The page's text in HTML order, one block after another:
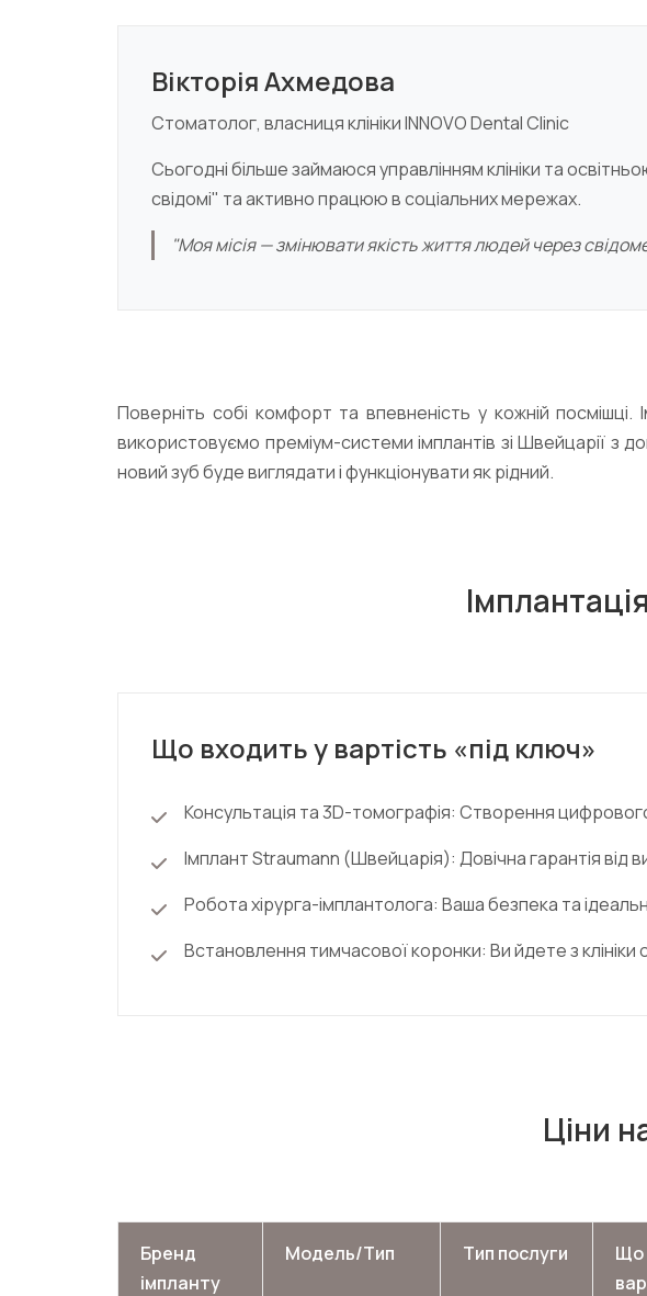
Вікторія Ахмедова
Стоматолог, власниця клініки INNOVO Dental Clinic
Сьогодні більше займаюся управлінням клініки та
свідомі" та активно працюю в соціальних мережах.
"Моя місія — змінювати якість життя людей через
Поверніть собі комфорт та впевненість у кожній посмішці.
використовуємо преміум-системи імплантів зі Швейцарії з
новий зуб буде виглядати і функціонувати як рідний.
Що входить у вартість «під ключ»
Консультація та 3D-томографія: Створення цифрового
Імплант Straumann (Швейцарія): Довічна гарантія від
Робота хірурга-імплантолога: Ваша безпека та
Встановлення тимчасової коронки: Ви йдете з
Ціни
Бренд
імпланту
Модель/Тип Тип послуги
Що